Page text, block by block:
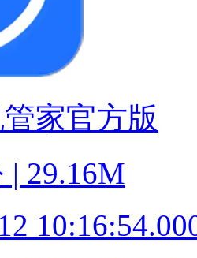
家官方版
| 29.16M